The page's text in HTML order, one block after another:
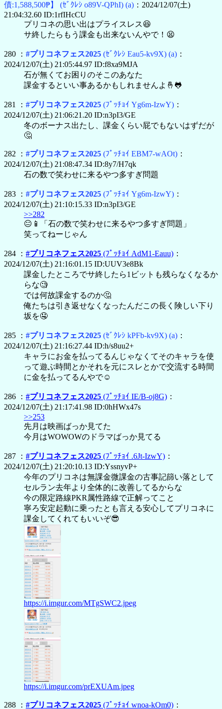
債:1,588,500₱】
(ｾﾞｸﾚｼ o89V-QPhI) (a) ：2024/12/07(土)
21:04:32.60 ID:1rfIHcCU
プリコネの思い出はプライスレス😆
サ終したらもう課金も出来ないんやで！😫
280 ： #プリコネフェス2025 (ｾﾞｸﾚｼ Eau5-kv9X) (a) ：
2024/12/07(土) 21:05:44.97 ID:f8xa9MJA
石が無くてお困りのそこのあなた
課金するといい事あるかもしれませんよ🤞🐸
281 ： #プリコネフェス2025 (ﾌﾟｯﾁｮｲ Yg6m-IzwY) ：
2024/12/07(土) 21:06:21.20 ID:n3pI3/GE
冬のボーナス出たし、課金くらい屁でもないはずだが
🤔
282 ： #プリコネフェス2025 (ﾌﾟｯﾁｮｲ EBM7-wAOt) ：
2024/12/07(土) 21:08:47.34 ID:8y7/H7qk
石の数で笑わせに来るやつ多すぎ問題
283 ： #プリコネフェス2025 (ﾌﾟｯﾁｮｲ Yg6m-IzwY) ：
2024/12/07(土) 21:10:15.33 ID:n3pI3/GE
>>282
😐📱「石の数で笑わせに来るやつ多すぎ問題」
笑ってねーじゃん
284 ： #プリコネフェス2025 (ﾌﾟｯﾁｮｲ AdM1-Eauu) ：
2024/12/07(土) 21:16:01.15 ID:UUV3e8Bk
課金したところでサ終したら1ビットも残らなくなるか
らな🧐
では何故課金するのか🤔
俺たちは引き返せなくなったんだこの長く険しい下り
坂を🤤
285 ： #プリコネフェス2025 (ｾﾞｸﾚｼ kPFb-kv9X) (a) ：
2024/12/07(土) 21:16:27.44 ID:h/s8uu2+
キャラにお金を払ってるんじゃなくてそのキャラを使
って遊ぶ時間とかそれを元にスレとかで交流する時間
に金を払ってるんやで☺️
286 ： #プリコネフェス2025 (ﾌﾟｯﾁｮｲ IE/B-oj8G) ：
2024/12/07(土) 21:17:41.98 ID:0hHWx47s
>>253
先月は映画ばっか見てた
今月はWOWOWのドラマばっか見てる
287 ： #プリコネフェス2025 (ﾌﾟｯﾁｮｲ .6Jt-IzwY) ：
2024/12/07(土) 21:20:10.13 ID:YssnyvP+
今年のプリコネは無課金微課金の古事記篩い落として
セルラン去年より全体的に改善してるからな
今の限定路線PKR属性路線で正解ってこと
寧ろ安定起動に乗ったとも言える安心してプリコネに
課金してくれてもいいぞ😎
https://i.imgur.com/MTgSWC2.jpeg
https://i.imgur.com/prEXUAm.jpeg
288 ： #プリコネフェス2025 (ﾌﾟｯﾁｮｲ wnoa-kOm0) ：